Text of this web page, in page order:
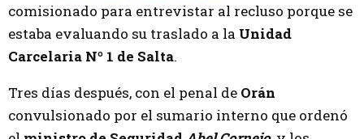
comisionado para entrevistar al recluso porque se
estaba evaluando su traslado a la Unidad
Carcelaria Nº 1 de Salta.
Tres días después, con el penal de Orán
convulsionado por el sumario interno que ordenó